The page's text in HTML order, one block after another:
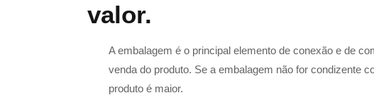
valor.
A embalagem é o principal elemento de conexão e de
venda do produto. Se a embalagem não for condizente
produto é maior.